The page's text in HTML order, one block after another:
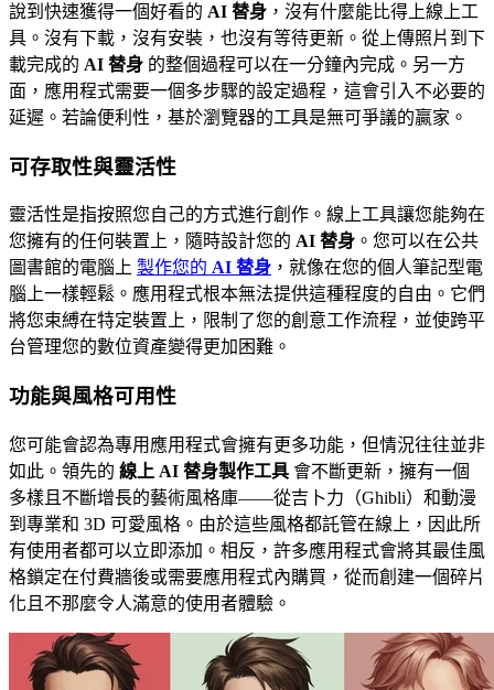
說到快速獲得一個好看的 AI 替身 ，沒有什麼能比得上線上工
具。沒有下載，沒有安裝，也沒有等待更新。從上傳照片到下
載完成的 AI 替身 的整個過程可以在一分鐘內完成。另一方
面，應用程式需要一個多步驟的設定過程，這會引入不必要的
延遲。若論便利性，基於瀏覽器的工具是無可爭議的贏家。
可存取性與靈活性
靈活性是指按照您自己的方式進行創作。線上工具讓您能夠在
您擁有的任何裝置上，隨時設計您的 AI 替身 。您可以在公共
圖書館的電腦上 製作您的 AI 替身 ，就像在您的個人筆記型電
腦上一樣輕鬆。應用程式根本無法提供這種程度的自由。它們
將您束縛在特定裝置上，限制了您的創意工作流程，並使跨平
台管理您的數位資產變得更加困難。
功能與風格可用性
您可能會認為專用應用程式會擁有更多功能，但情況往往並非
如此。領先的 線上 AI 替身製作工具 會不斷更新，擁有一個
多樣且不斷增長的藝術風格庫——從吉卜力（Ghibli）和動漫
到專業和 3D 可愛風格。由於這些風格都託管在線上，因此所
有使用者都可以立即添加。相反，許多應用程式會將其最佳風
格鎖定在付費牆後或需要應用程式內購買，從而創建一個碎片
化且不那麼令人滿意的使用者體驗。